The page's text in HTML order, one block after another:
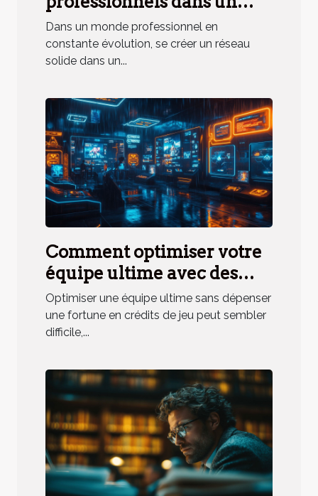
environnement partagé
Dans un monde professionnel en
constante évolution, se créer un réseau
solide dans un...
Comment optimiser votre
équipe ultime avec des
crédits de jeu économiques
?
Optimiser une équipe ultime sans dépenser
une fortune en crédits de jeu peut sembler
difficile,...